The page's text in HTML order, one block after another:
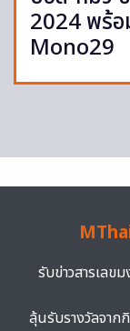
2024 พร้อ
Mono29
รับข่าวสารเลข
ลุ้นรับรางวัลจาก